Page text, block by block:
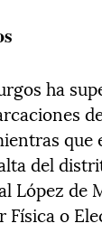
ha
del
López de
o